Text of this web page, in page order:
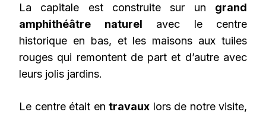
La capitale est construite sur un grand
amphithéâtre naturel avec le centre
historique en bas, et les maisons aux tuiles
rouges qui remontent de part et d’autre avec
leurs jolis jardins.
Le centre était en travaux lors de notre visite,